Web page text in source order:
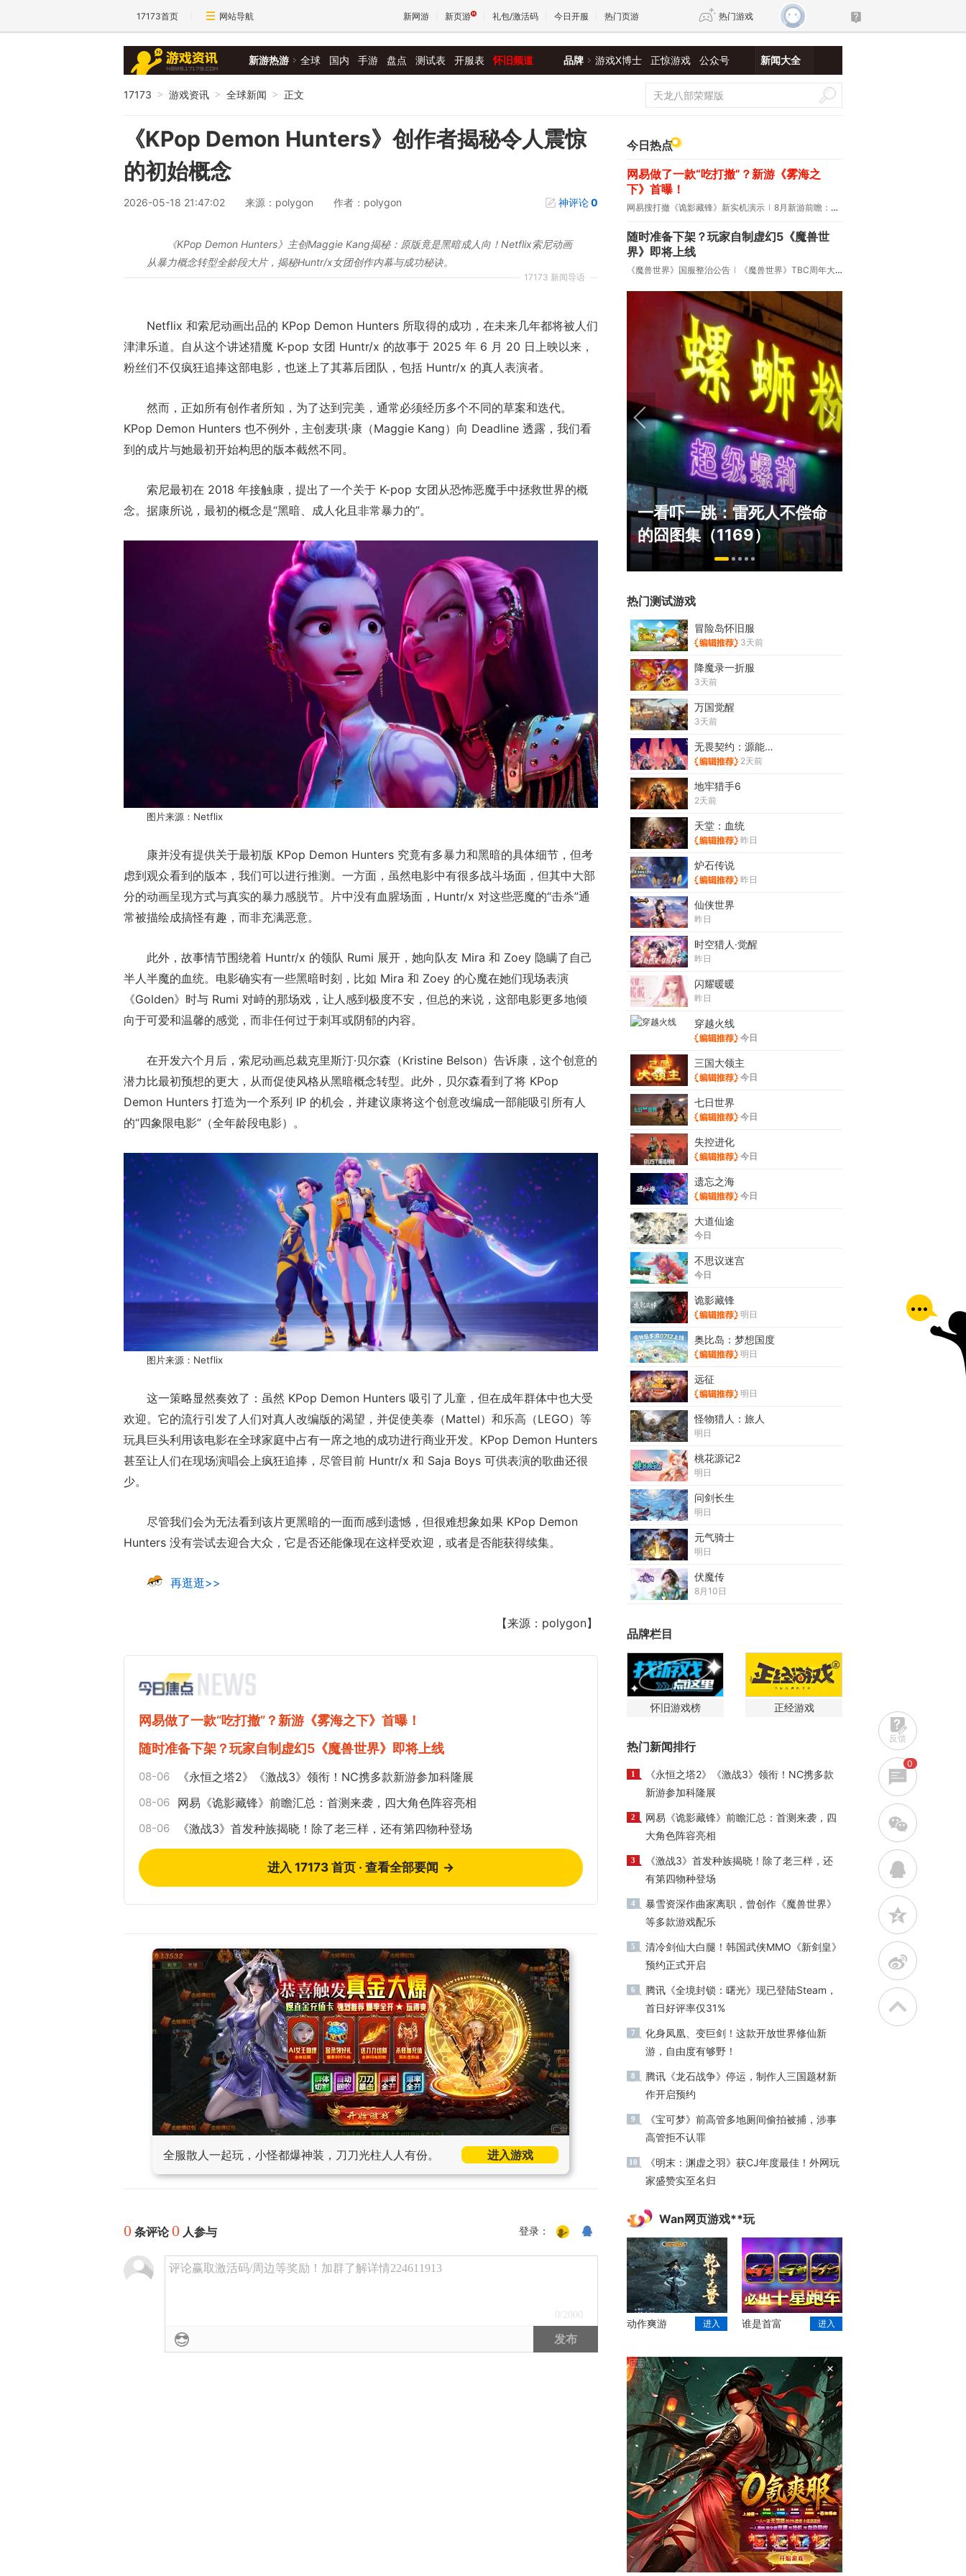
17173首页 网站导航 新网游 新页游 礼包/激活码 今日开服 热门页游 热门游戏
王权与自由 诛仙世界 新仙侠5
新游热游 全球 国内 手游 盘点 测试表 开服表 怀旧频道 品牌 游戏X博士 正惊游戏 公众号 新闻大全
17173 > 游戏资讯 > 全球新闻 > 正文
《KPop Demon Hunters》创作者揭秘令人震惊
的初始概念
2026-05-18 21:47:02 来源：polygon 作者：polygon 神评论0
17173 新闻导语
《KPop Demon Hunters》主创Maggie Kang揭秘：原版竟是黑暗成人向！Netflix索尼动画
从暴力概念转型全龄段大片，揭秘Huntr/x女团创作内幕与成功秘诀。
Netflix 和索尼动画出品的 KPop Demon Hunters 所取得的成功，在未来几年都将被人们
津津乐道。自从这个讲述猎魔 K-pop 女团 Huntr/x 的故事于 2025 年 6 月 20 日上映以来，
粉丝们不仅疯狂追捧这部电影，也迷上了其幕后团队，包括 Huntr/x 的真人表演者。
然而，正如所有创作者所知，为了达到完美，通常必须经历多个不同的草案和迭代。
KPop Demon Hunters 也不例外，主创麦琪·康（Maggie Kang）向 Deadline 透露，我们看
到的成片与她最初开始构思的版本截然不同。
索尼最初在 2018 年接触康，提出了一个关于 K-pop 女团从恐怖恶魔手中拯救世界的概
念。据康所说，最初的概念是“黑暗、成人化且非常暴力的”。
图片来源：Netflix
康并没有提供关于最初版 KPop Demon Hunters 究竟有多暴力和黑暗的具体细节，但考
虑到观众看到的版本，我们可以进行推测。一方面，虽然电影中有很多战斗场面，但其中大部
分的动画呈现方式与真实的暴力感脱节。片中没有血腥场面，Huntr/x 对这些恶魔的“击杀”通
常被描绘成搞怪有趣，而非充满恶意。
此外，故事情节围绕着 Huntr/x 的领队 Rumi 展开，她向队友 Mira 和 Zoey 隐瞒了自己
半人半魔的血统。电影确实有一些黑暗时刻，比如 Mira 和 Zoey 的心魔在她们现场表演
《Golden》时与 Rumi 对峙的那场戏，让人感到极度不安，但总的来说，这部电影更多地倾
向于可爱和温馨的感觉，而非任何过于刺耳或阴郁的内容。
在开发六个月后，索尼动画总裁克里斯汀·贝尔森（Kristine Belson）告诉康，这个创意的
潜力比最初预想的更大，从而促使风格从黑暗概念转型。此外，贝尔森看到了将 KPop
Demon Hunters 打造为一个系列 IP 的机会，并建议康将这个创意改编成一部能吸引所有人
的“四象限电影”（全年龄段电影）。
图片来源：Netflix
这一策略显然奏效了：虽然 KPop Demon Hunters 吸引了儿童，但在成年群体中也大受
欢迎。它的流行引发了人们对真人改编版的渴望，并促使美泰（Mattel）和乐高（LEGO）等
玩具巨头利用该电影在全球家庭中占有一席之地的成功进行商业开发。KPop Demon Hunters
甚至让人们在现场演唱会上疯狂追捧，尽管目前 Huntr/x 和 Saja Boys 可供表演的歌曲还很
少。
尽管我们会为无法看到该片更黑暗的一面而感到遗憾，但很难想象如果 KPop Demon
Hunters 没有尝试去迎合大众，它是否还能像现在这样受欢迎，或者是否能获得续集。
再逛逛>>
【来源：polygon】
网易做了一款“吃打撤”？新游《雾海之下》首曝！
随时准备下架？玩家自制虚幻5《魔兽世界》即将上线
08-06 《永恒之塔2》《激战3》领衔！NC携多款新游参加科隆展
08-06 网易《诡影藏锋》前瞻汇总：首测来袭，四大角色阵容亮相
08-06 《激战3》首发种族揭晓！除了老三样，还有第四物种登场
进入 17173 首页 · 查看全部要闻 →
全服散人一起玩，小怪都爆神装，刀刀光柱人人有份。 进入游戏
0 条评论0 人参与 登录：
评论赢取激活码/周边等奖励！加群了解详情224611913
0 /2000
发布
今日热点
网易做了一款“吃打撤”？新游《雾海之
下》首曝！
网易搜打撤《诡影藏锋》新实机演示 8月新游前瞻：《诡秘之主》领衔
随时准备下架？玩家自制虚幻5《魔兽世
界》即将上线
《魔兽世界》国服整治公告 《魔兽世界》TBC周年大更：双经典团本回归！
正惊漫谈：从MU开始，为
一看吓一跳：雷死人不偿命
盘点8月扎堆上线的影游：
玩家想扔核弹，结果只能谈
恋爱？
热门测试游戏
冒险岛怀旧服
3天前
降魔录一折服
3天前
万国觉醒
3天前
无畏契约：源能行动
2天前
地牢猎手6
2天前
天堂：血统
昨日
炉石传说
昨日
仙侠世界
昨日
时空猎人·觉醒
昨日
闪耀暖暖
昨日
穿越火线
今日
三国大领主
今日
七日世界
今日
失控进化
今日
遗忘之海
今日
大道仙途
今日
不思议迷宫
今日
诡影藏锋
明日
奥比岛：梦想国度
明日
远征
明日
怪物猎人：旅人
明日
桃花源记2
明日
问剑长生
明日
元气骑士
明日
伏魔传
8月10日
品牌栏目
怀旧游戏榜 正经游戏
热门新闻排行
1
《永恒之塔2》《激战3》领衔！NC携多款
新游参加科隆展
2
网易《诡影藏锋》前瞻汇总：首测来袭，四
大角色阵容亮相
3
《激战3》首发种族揭晓！除了老三样，还
有第四物种登场
4
暴雪资深作曲家离职，曾创作《魔兽世界》
等多款游戏配乐
5
清冷剑仙大白腿！韩国武侠MMO《新剑皇》
预约正式开启
6
腾讯《全境封锁：曙光》现已登陆Steam，
首日好评率仅31%
7
化身凤凰、变巨剑！这款开放世界修仙新
游，自由度有够野！
8
腾讯《龙石战争》停运，制作人三国题材新
作开启预约
9
《宝可梦》前高管多地厕间偷拍被捕，涉事
高管拒不认罪
10
《明末：渊虚之羽》获CJ年度最佳！外网玩
家盛赞实至名归
Wan网页游戏**玩
动作爽游 进入 谁是首富 进入
×
反馈
0
w
q
z
t